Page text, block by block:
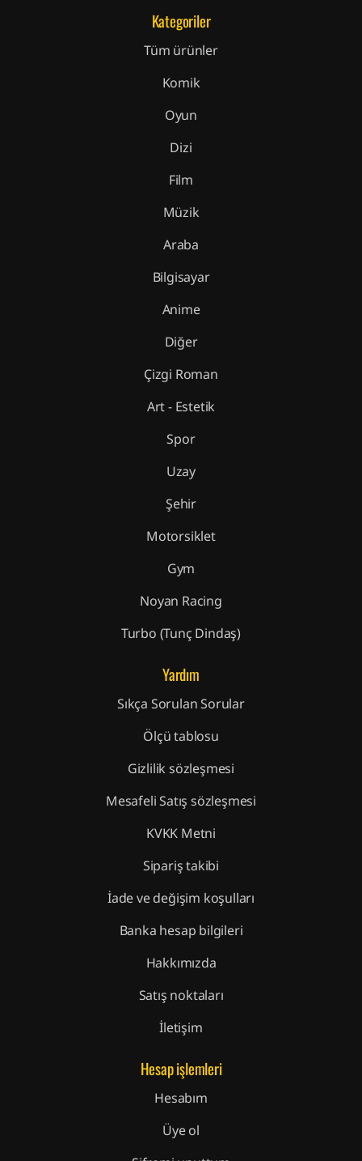
Kategoriler
Tüm ürünler
Komik
Oyun
Dizi
Film
Müzik
Araba
Bilgisayar
Anime
Diğer
Çizgi Roman
Art - Estetik
Spor
Uzay
Şehir
Motorsiklet
Gym
Noyan Racing
Turbo (Tunç Dindaş)
Yardım
Sıkça Sorulan Sorular
Ölçü tablosu
Gizlilik sözleşmesi
Mesafeli Satış sözleşmesi
KVKK Metni
Sipariş takibi
İade ve değişim koşulları
Banka hesap bilgileri
Hakkımızda
Satış noktaları
İletişim
Hesap işlemleri
Hesabım
Üye ol